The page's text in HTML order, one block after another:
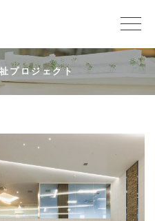
プロジェクト